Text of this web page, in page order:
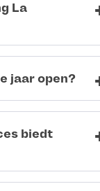
La
jaar open?
biedt